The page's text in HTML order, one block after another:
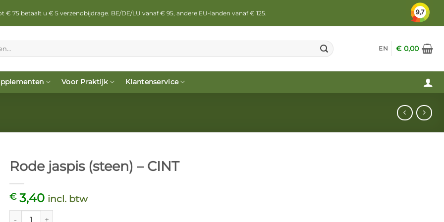
75 betaalt u € 5 verzendbijdrage. BE/DE/LU vanaf € 95, andere EU-landen vanaf € 125.
EN €0,00
Voor Praktijk Klantenservice
Rode jaspis (steen) – CINT
€3,40 incl. btw
Rode jaspis (steen) - CINT aantal